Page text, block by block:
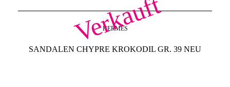
Verkauft
HERMÈS
SANDALEN CHYPRE KROKODIL GR. 39 NEU